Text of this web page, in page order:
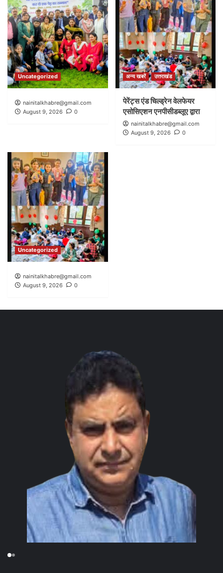
Uncategorized
nainitalkhabre@gmail.com
August 9, 2026
0
अन्य खबरें उत्तराखंड
पेरेंट्स एंड चिल्ड्रेन वेलफेयर
एसोसिएशन एनपीसीडब्लूए द्वारा
nainitalkhabre@gmail.com
August 9, 2026
0
Uncategorized
nainitalkhabre@gmail.com
August 9, 2026
0